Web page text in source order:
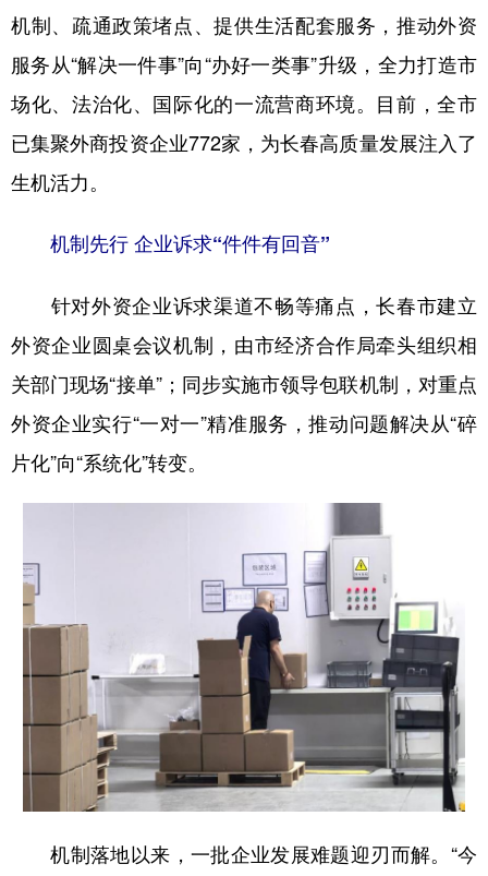
彩票 娱乐 时尚 悦读
公益 一带一路 亚太网 上市公司
文化产业
地方频道
辽宁 吉林 上海 江苏
山东 河南 湖北 湖南
广东 广西
四川 贵州
青海
内蒙古 黑龙江
多语种频道
English Español Français عربى
Русский язык 日本語 한국어
机制、疏通政策堵点、提供生活配套服务，推动外资
服务从“解决一件事”向“办好一类事”升级，全力打造市
场化、法治化、国际化的一流营商环境。目前，全市
已集聚外商投资企业772家，为长春高质量发展注入了
生机活力。
机制先行 企业诉求“件件有回音”
针对外资企业诉求渠道不畅等痛点，长春市建立
外资企业圆桌会议机制，由市经济合作局牵头组织相
关部门现场“接单”；同步实施市领导包联机制，对重点
外资企业实行“一对一”精准服务，推动问题解决从“碎
片化”向“系统化”转变。
机制落地以来，一批企业发展难题迎刃而解。“今